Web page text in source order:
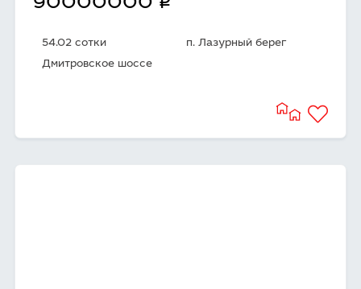
90000000
54.02 сотки
п. Лазурный берег
Дмитровское шоссе